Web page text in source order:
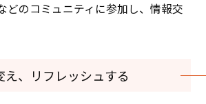
どのコミュニティに参加し、情報交
え、リフレッシュする